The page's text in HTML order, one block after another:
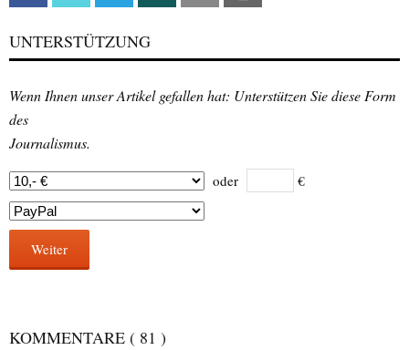
UNTERSTÜTZUNG
Wenn Ihnen unser Artikel gefallen hat: Unterstützen Sie diese Form
des
Journalismus.
oder €
Weiter
KOMMENTARE ( 81 )